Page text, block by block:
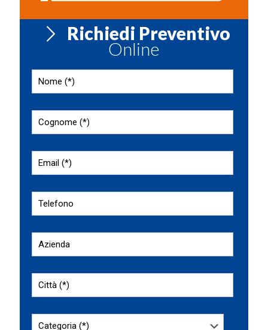
Richiedi Preventivo
Online